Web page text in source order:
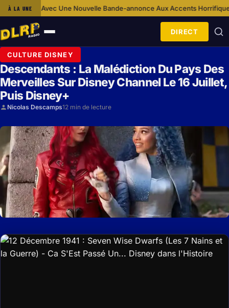
À LA UNEBande-annonce Aux Accents Horrifiques·Ca S’Est Passé Un…
Ouvrir
le
menu
DIRECT
CULTURE DISNEY
Descendants : La Malédiction Du Pays Des
Merveilles Sur Disney Channel Le 16 Juillet,
Puis Disney+
Nicolas Descamps12 min de lecture